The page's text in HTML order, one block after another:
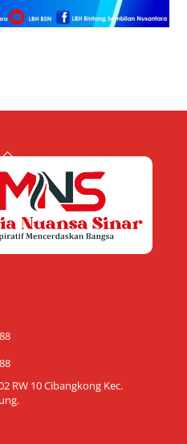
Back
Top
RW 10 Cibangkong Kec.